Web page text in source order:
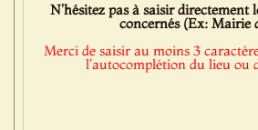
N'hésitez pas à saisir directement
concernés (Ex: Mairie
Merci de saisir au moins 3
l'autocomplétion du lieu ou